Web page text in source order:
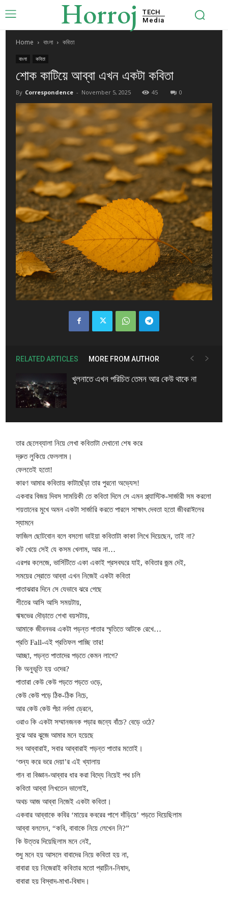
Subscription Plans
Horroj
TECH
Media
Home বাংলা কবিতা
বাংলা কবিতা
শোক কাটিয়ে আব্বা এখন একটা কবিতা
By Correspondence - November 5, 2025 45 0
RELATED ARTICLES MORE FROM AUTHOR
খুলনাতে এখন পরিচিত তেমন আর কেউ থাকে না
তার ছেলেব্যালা নিয়ে লেখা কবিতাটা দেখানো শেষ করে
দ্রুত লুকিয়ে ফেললাম।
ফেলতেই হতো!
কারণ আমার কবিতায় কাটাছেঁড়া তার পুরনো অভ্যেস!
একবার বিজয় দিবস সাময়িকী তে কবিতা দিলে সে এমন প্ল্যাস্টিক-সার্জারী সম করলো
শয়তানের মুখে অমন একটা সার্জারি করতে পারলে সাক্ষাৎ দেবতা হতো জীবরাঈলের
স্যামনে
ফাজিল ছোটবোন বলে বসলো ভাইয়া কবিতাটা কাকা লিখে দিয়েছেন, তাই না?
কট খেয়ে সেই যে কসম খেলাম, আর না…
এরপর কলেজে, ভার্সিটিতে একা একাই প্রসবঘরে যাই, কবিতার জন্ম দেই,
সময়ের স্রোতে আব্বা এখন নিজেই একটা কবিতা
পাতাঝরার দিনে সে যেভাবে ঝরে গেছে
শীতের আসি আসি সময়টায়,
ঋষভের দৌড়াতে শেখা বয়সটায়,
আমাকে জীবনভর একটা পড়ন্ত পাতার স্মৃতিতে আটকে রেখে…
প্রতি Fall-এই প্রতিফল পাচ্ছি তার!
আচ্ছা, পড়ন্ত পাতাদের পড়তে কেমন লাগে?
কি অনুভূতি হয় ওদের?
পাতারা কেউ কেউ পড়তে পড়তে ওড়ে,
কেউ কেউ পড়ে ঠিক-ঠিক নিচে,
আর কেউ কেউ পঁচা নর্দমা ড্রেনে,
ওরাও কি একটা সম্মানজনক পড়ার জন্যে বাঁচে? বেড়ে ওঠে?
বুঝে আর ঝুজে আমার মনে হয়েছে
সব আব্বারাই, সবার আব্বারাই পড়ন্ত পাতার মতোই।
‘শুন্য করে ভরে দেয়া’র এই খ্যালায়
গান বা বিজ্ঞান-আব্বার ধার করা বিদ্যে নিয়েই পথ চলি
কবিতা আব্বা লিখতেন ভালোই,
অথচ আজ আব্বা নিজেই একটা কবিতা।
একবার আব্বাকে কবির ‘মায়ের কবরের পাশে দাঁড়িয়ে’ পড়তে দিয়েছিলাম
আব্বা বললেন, “কবি, বাবাকে নিয়ে লেখেন নি?”
কি উত্তর দিয়েছিলাম মনে নেই,
শুধু মনে হয় আসলে বাবাদের নিয়ে কবিতা হয় না,
বাবারা হয় নিজেরাই কবিতার মতো প্রাচীন-নিষাদ,
বাবারা হয় বিস্বাদ-মাখা-বিষাদ।